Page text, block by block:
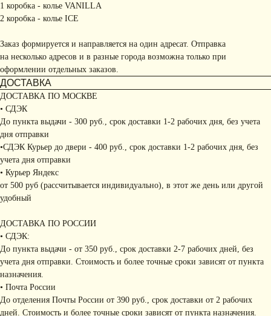
1 коробка - колье VANILLA
2 коробка - колье ICE
Заказ формируется и направляется на один адресат. Отправка
на несколько адресов и в разные города возможна только при
оформлении отдельных заказов.
ДОСТАВКА
ДОСТАВКА ПО МОСКВЕ
• СДЭК
До пункта выдачи - 300 руб., срок доставки 1-2 рабочих дня, без учета
дня отправки
•СДЭК Курьер до двери - 400 руб., срок доставки 1-2 рабочих дня, без
учета дня отправки
• Курьер Яндекс
от 500 руб (рассчитывается индивидуально), в этот же день или другой
удобный
ДОСТАВКА ПО РОССИИ
• СДЭК:
До пункта выдачи - от 350 руб., срок доставки 2-7 рабочих дней, без
учета дня отправки. Стоимость и более точные сроки зависят от пункта
назначения.
• Почта России
До отделения Почты России от 390 руб., срок доставки от 2 рабочих
дней. Стоимость и более точные сроки зависят от пункта назначения.